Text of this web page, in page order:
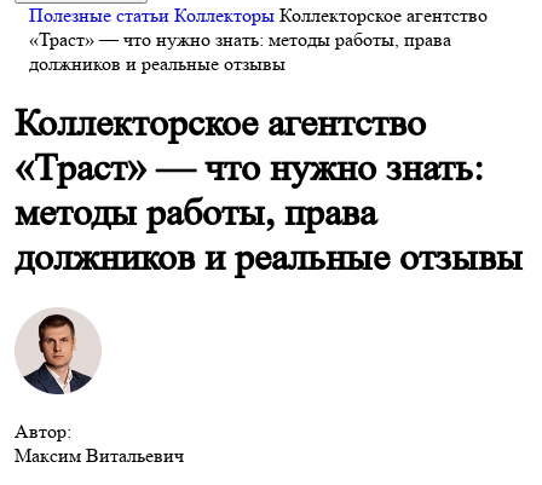
Полезные статьи Коллекторы Коллекторское агентство
«Траст» — что нужно знать: методы работы, права
должников и реальные отзывы
Коллекторское агентство
«Траст» — что нужно знать:
методы работы, права
должников и реальные отзывы
Автор:
Максим Витальевич